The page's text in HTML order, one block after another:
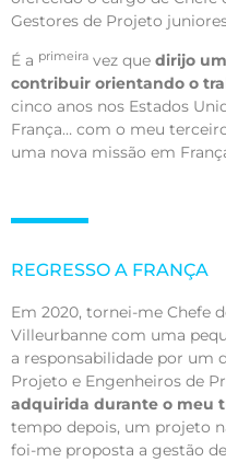
Gestores de Projeto
É a primeira vez que dirijo
contribuir orientando o
cinco anos nos Estados
França… com o meu
uma nova missão em
REGRESSO A FRANÇA
Em 2020, tornei-me Chefe
Villeurbanne com uma
a responsabilidade por um
Projeto e Engenheiros de
adquirida durante o meu
tempo depois, um projeto
foi-me proposta a gestão